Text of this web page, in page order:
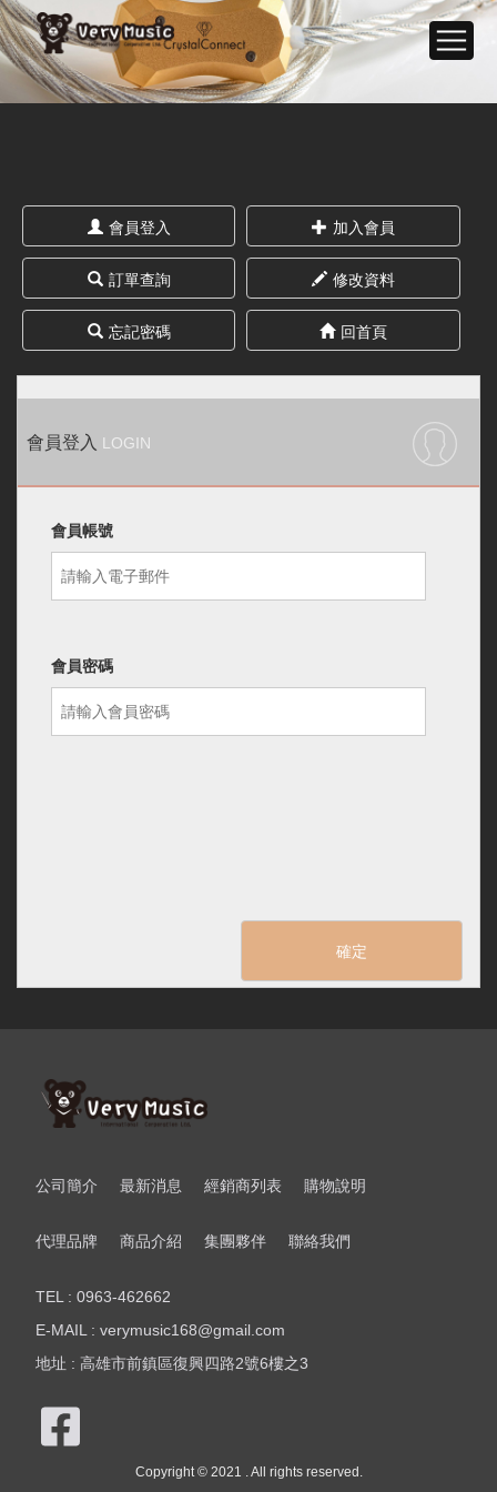
會員登入 加入會員
訂單查詢 修改資料
忘記密碼 回首頁
會員登入 LOGIN
會員帳號
會員密碼
公司簡介 最新消息 經銷商列表 購物說明
代理品牌 商品介紹 集團夥伴 聯絡我們
TEL : 0963-462662
E-MAIL : verymusic168@gmail.com
地址 : 高雄市前鎮區復興四路2號6樓之3
Copyright © 2021 . All rights reserved.